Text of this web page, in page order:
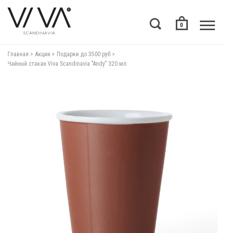
0
Главная Акции
Подарки до 3500 руб
Чайный стакан Viva Scandinavia "Andy" 320 мл